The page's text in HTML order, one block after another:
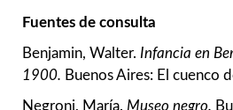
Fuentes de consulta
Benjamin, Walter. Infancia en
1900. Buenos Aires: El cuenco
Negroni, María. Museo negro.